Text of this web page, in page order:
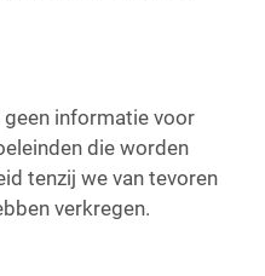
geen informatie voor
die worden
tenzij we van tevoren
verkregen.